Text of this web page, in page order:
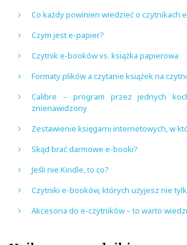
Co każdy powinien wiedzieć o czytnikach
Czym jest e-papier?
Czytnik e-booków vs. książka papierowa
Formaty plików a czytanie książek na
Calibre – program przez jednych
znienawidzony
Zestawienie księgarni internetowych, w
Skąd brać darmowe e-booki?
Jeśli nie Kindle, to co?
Czytniki e-booków, których użyjesz nie
Akcesoria do e-czytników – to warto